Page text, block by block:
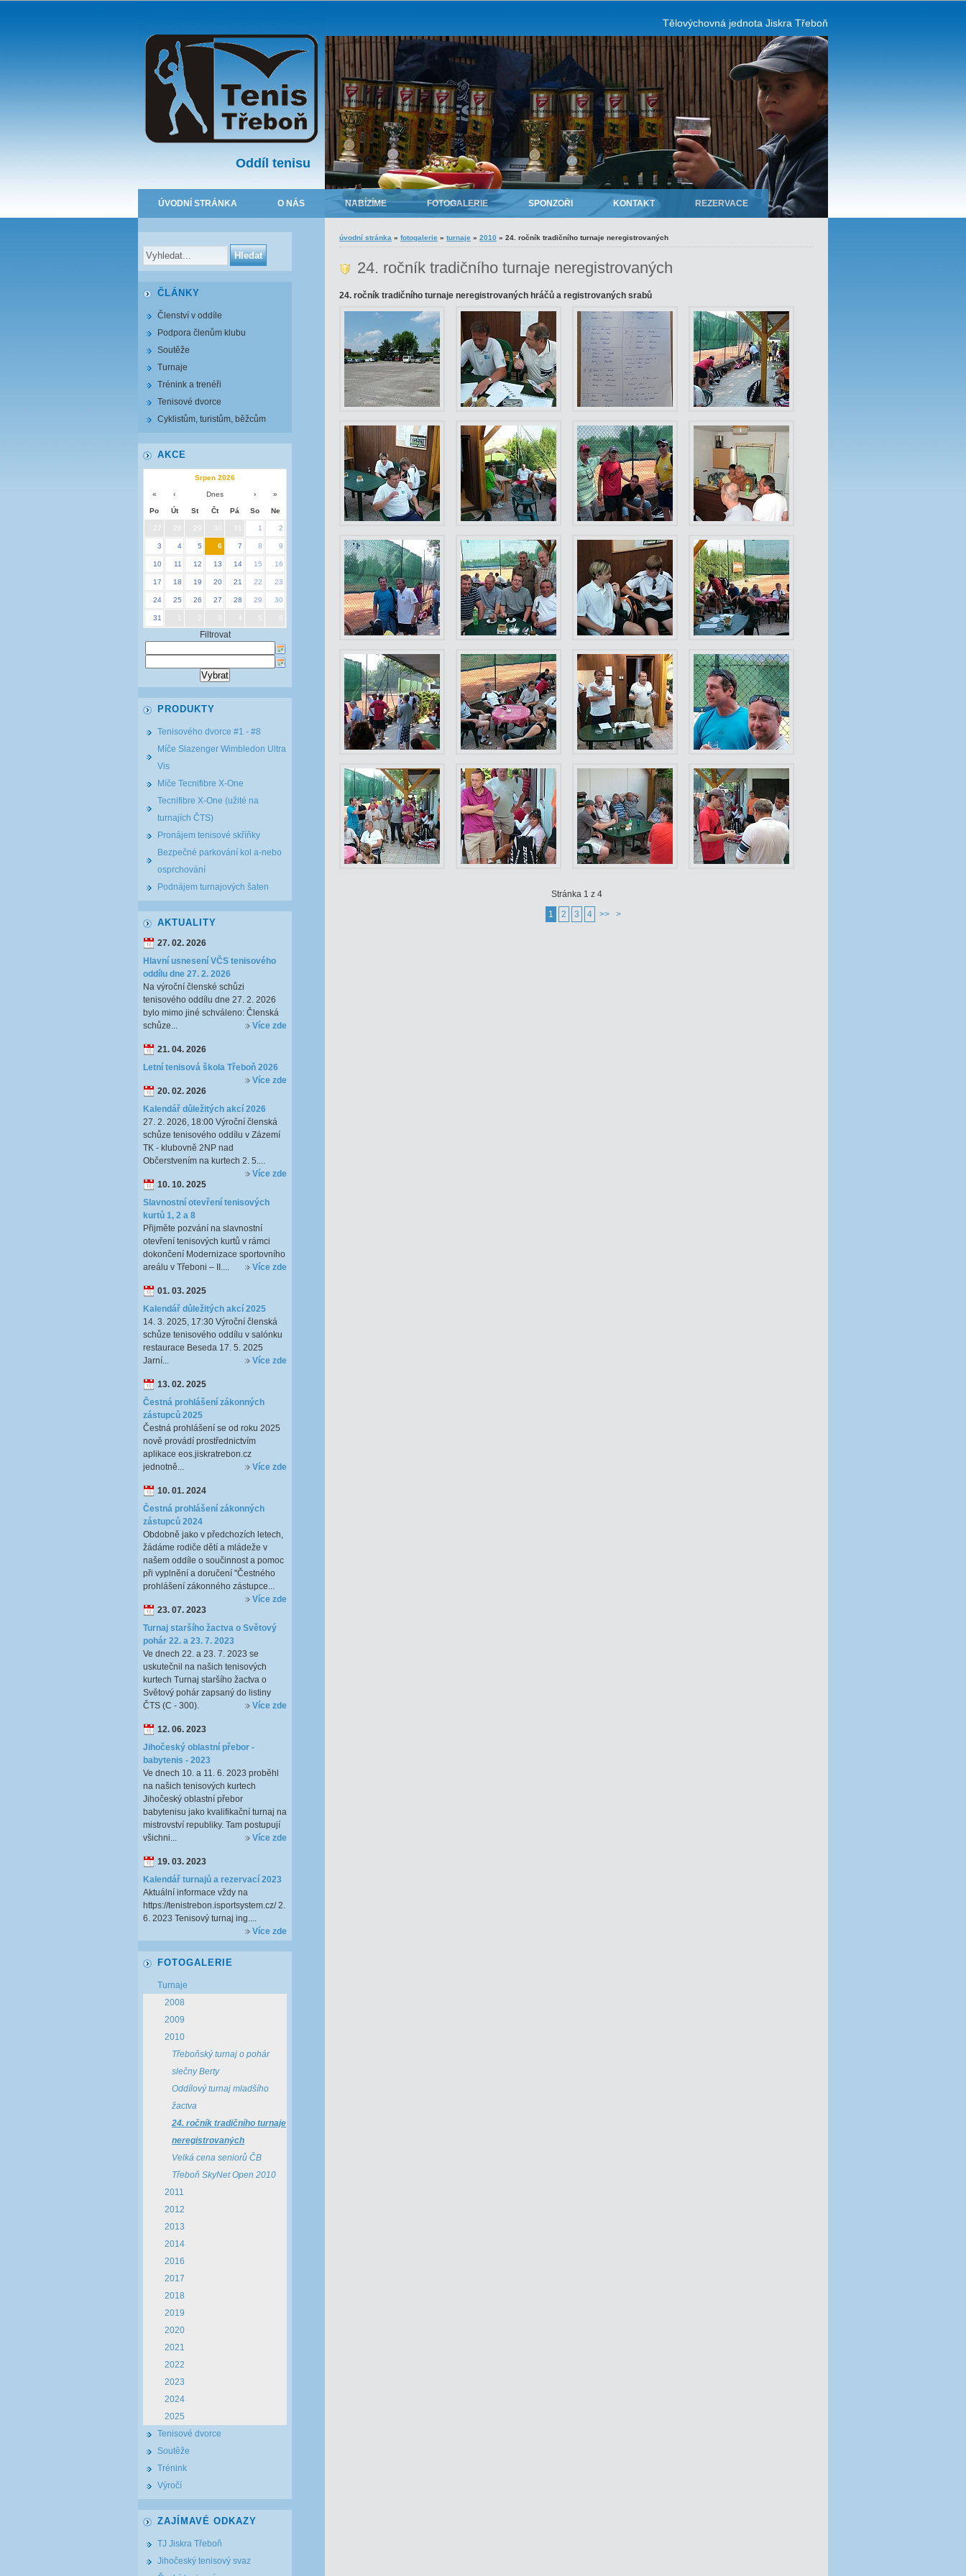
Oddíl tenisu
Tělovýchovná jednota Jiskra Třeboň
ÚVODNÍ STRÁNKA O NÁS NABÍZÍME FOTOGALERIE SPONZOŘI KONTAKT REZERVACE
úvodní stránka » fotogalerie » turnaje » 2010 » 24. ročník tradičního turnaje neregistrovaných
24. ročník tradičního turnaje neregistrovaných
24. ročník tradičního turnaje neregistrovaných hráčů a registrovaných srabů
Stránka 1 z 4
1
2 3 4 >> >
ČLÁNKY
Členství v oddíle
Podpora členům klubu
Soutěže
Turnaje
Trénink a trenéři
Tenisové dvorce
Cyklistům, turistům, běžcům
AKCE
Srpen 2026
« ‹ Dnes › »
Po Út St Čt Pá So Ne
27 29 30 31 1 2
3 4 5 6 7 8 9
10 11 12 13 14 15 16
17 18 19 20 21 22 23
24 25 26 27 28 29 30
31 3 5
Filtrovat
PRODUKTY
Tenisového dvorce #1 - #8
Míče Slazenger Wimbledon Ultra
Vis
Míče Tecnifibre X-One
Tecnifibre X-One (užité na
turnajích ČTS)
Pronájem tenisové skříňky
Bezpečné parkování kol a-nebo
osprchování
Podnájem turnajových šaten
AKTUALITY
27. 02. 2026
Hlavní usnesení VČS tenisového
oddílu dne 27. 2. 2026
Na výroční členské schůzi
tenisového oddílu dne 27. 2. 2026
bylo mimo jiné schváleno: Členská
schůze...
Více zde
21. 04. 2026
Letní tenisová škola Třeboň 2026
Více zde
20. 02. 2026
Kalendář důležitých akcí 2026
27. 2. 2026, 18:00 Výroční členská
schůze tenisového oddílu v Zázemí
TK - klubovně 2NP nad
Občerstvením na kurtech 2. 5....
Více zde
10. 10. 2025
Slavnostní otevření tenisových
kurtů 1, 2 a 8
Přijměte pozvání na slavnostní
otevření tenisových kurtů v rámci
dokončení Modernizace sportovního
areálu v Třeboni – II....
Více zde
01. 03. 2025
Kalendář důležitých akcí 2025
14. 3. 2025, 17:30 Výroční členská
schůze tenisového oddílu v salónku
restaurace Beseda 17. 5. 2025
Jarní...
Více zde
13. 02. 2025
Čestná prohlášení zákonných
zástupců 2025
Čestná prohlášení se od roku 2025
nově provádí prostřednictvím
aplikace eos.jiskratrebon.cz
jednotně...
Více zde
10. 01. 2024
Čestná prohlášení zákonných
zástupců 2024
Obdobně jako v předchozích letech,
žádáme rodiče dětí a mládeže v
našem oddíle o součinnost a pomoc
při vyplnění a doručení "Čestného
prohlášení zákonného zástupce...
Více zde
23. 07. 2023
Turnaj staršího žactva o Světový
pohár 22. a 23. 7. 2023
Ve dnech 22. a 23. 7. 2023 se
uskutečnil na našich tenisových
kurtech Turnaj staršího žactva o
Světový pohár zapsaný do listiny
ČTS (C - 300).
Více zde
12. 06. 2023
Jihočeský oblastní přebor -
babytenis - 2023
Ve dnech 10. a 11. 6. 2023 proběhl
na našich tenisových kurtech
Jihočeský oblastní přebor
babytenisu jako kvalifikační turnaj na
mistrovství republiky. Tam postupují
všichni...
Více zde
19. 03. 2023
Kalendář turnajů a rezervací 2023
Aktuální informace vždy na
https://tenistrebon.isportsystem.cz/ 2.
6. 2023 Tenisový turnaj ing....
Více zde
FOTOGALERIE
Turnaje
2008
2009
2010
Třeboňský turnaj o pohár
slečny Berty
Oddílový turnaj mladšího
žactva
24. ročník tradičního turnaje
neregistrovaných
Velká cena seniorů ČB
Třeboň SkyNet Open 2010
2011
2012
2013
2014
2016
2017
2018
2019
2020
2021
2022
2023
2024
2025
Tenisové dvorce
Soutěže
Trénink
Výročí
ZAJÍMAVÉ ODKAZY
TJ Jiskra Třeboň
Jihočeský tenisový svaz